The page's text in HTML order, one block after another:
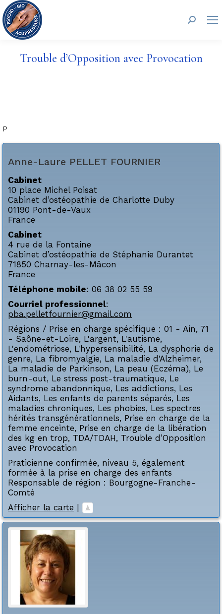
Trouble d’Opposition avec Provocation
P
Anne-Laure PELLET FOURNIER
Cabinet
10 place Michel Poisat
Cabinet d’ostéopathie de Charlotte Duby
01190 Pont-de-Vaux
France
Cabinet
4 rue de la Fontaine
Cabinet d’ostéopathie de Stéphanie Durantet
71850 Charnay-les-Mâcon
France
Téléphone mobile: 06 38 02 55 59
Courriel professionnel:
pba.pelletfournier@gmail.com
Régions / Prise en charge spécifique : 01 - Ain, 71
- Saône-et-Loire, L'argent, L'autisme,
L'endométriose, L'hypersensibilité, La dysphorie de
genre, La fibromyalgie, La maladie d'Alzheimer,
La maladie de Parkinson, La peau (Eczéma), Le
burn-out, Le stress post-traumatique, Le
syndrome abandonnique, Les addictions, Les
Aidants, Les enfants de parents séparés, Les
maladies chroniques, Les phobies, Les spectres
hérités transgénérationnels, Prise en charge de la
femme enceinte, Prise en charge de la libération
des kg en trop, TDA/TDAH, Trouble d’Opposition
avec Provocation
Praticienne confirmée, niveau 5, également
formée à la prise en charge des enfants
Responsable de région : Bourgogne-Franche-
Comté
Afficher la carte |